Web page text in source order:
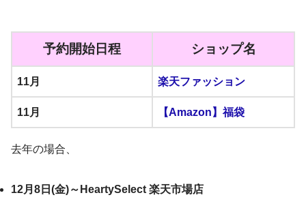
予約開始日程 ショップ名
11月 楽天ファッション
11月 【Amazon】福袋
去年の場合、
12月8日(金)～HeartySelect 楽天市場店